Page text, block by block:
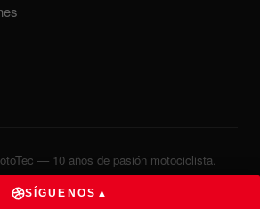
SÍGUENOS ▲
— 10 años de pasión motociclista.
porMillionsMx